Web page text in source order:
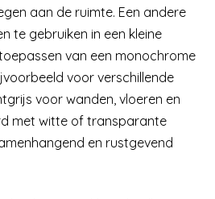
aan de ruimte. Een andere
te gebruiken in een kleine
van een monochrome
voor verschillende
voor wanden, vloeren en
met witte of transparante
en rustgevend